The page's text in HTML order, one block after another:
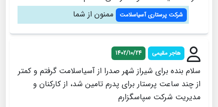
شرکت پرستاری آسیاسلامت ممنون از شما
هاجر مقیمی 1402/10/24
سلام بنده برای شیراز شهر صدرا از آسیاسلامت گرفتم و کمتر
از چند ساعت پرستار برای پدرم تامین شد، از کارکنان و
مدیریت شرکت سپاسگزارم